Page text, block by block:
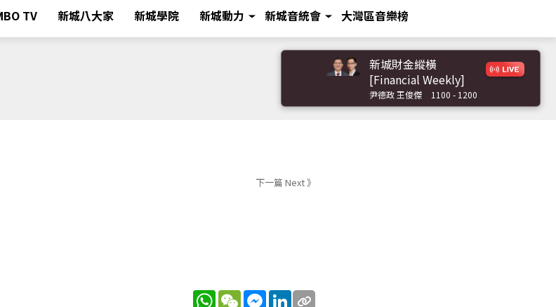
TV 新城八大家 新城學院 新城動力 新城音統會 大灣區音樂榜
新城財金縱橫
[Financial Weekly]
尹德政 王俊傑 1100 - 1200
下一篇 Next 》
WhatsApp
WeChatMessenger
LinkedIn